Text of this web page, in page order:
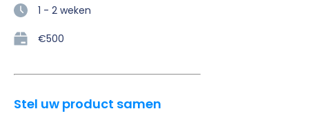
1 - 2 weken
€500
Stel uw product samen